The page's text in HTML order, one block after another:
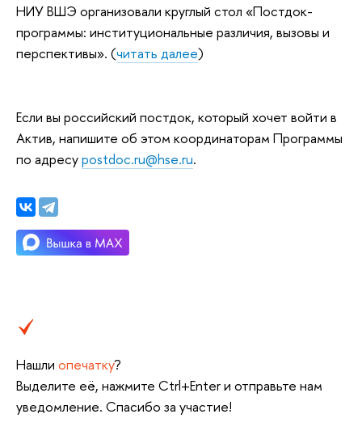
НИУ ВШЭ организовали круглый стол «Постдок-
программы: институциональные различия, вызовы и
перспективы». (читать далее)
Если вы российский постдок, который хочет войти в
Актив, напишите об этом координаторам Программы
по адресуpostdoc.ru@hse.ru.
Нашли опечатку?
Выделите её, нажмите Ctrl+Enter и отправьте нам
уведомление. Спасибо за участие!